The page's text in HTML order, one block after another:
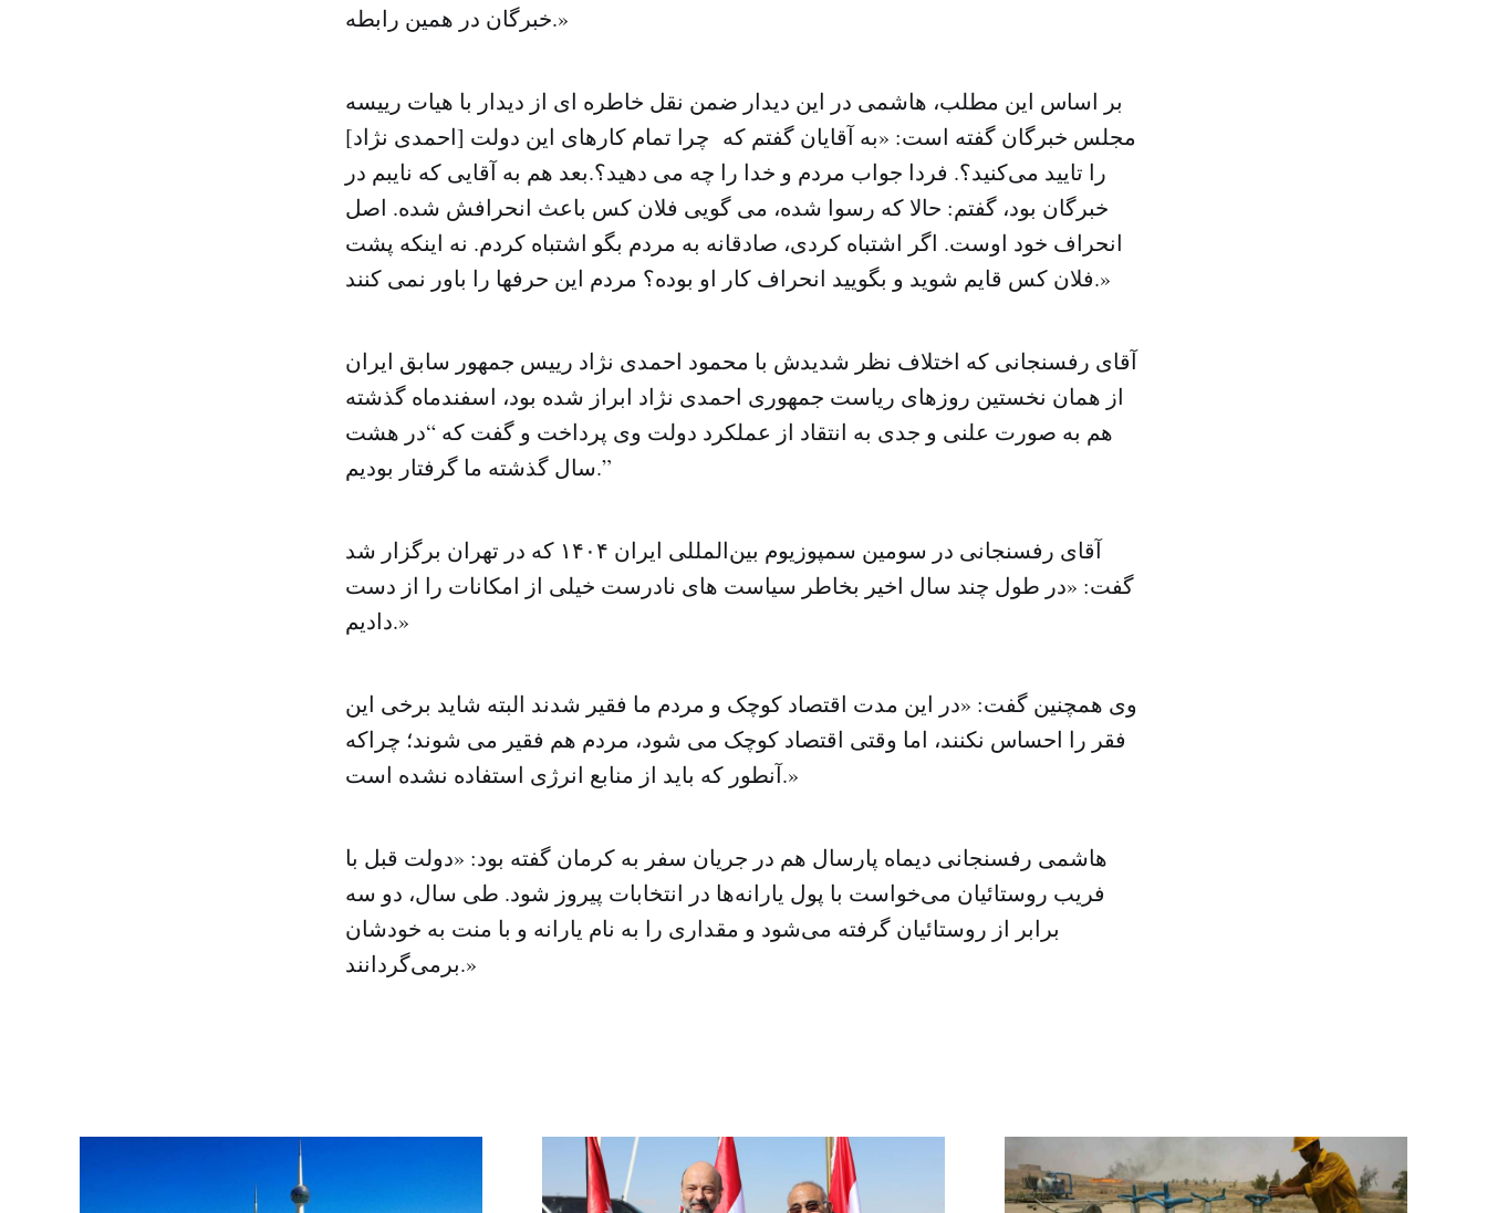
خبرگان در همین رابطه.»
بر اساس این مطلب، هاشمی در این دیدار ضمن نقل خاطره ای از دیدار با هیات رییسه
مجلس خبرگان گفته است: «به آقایان گفتم که چرا تمام کارهای این دولت [احمدی نژاد]
را تایید می‌کنید؟. فردا جواب مردم و خدا را چه می دهید؟.بعد هم به آقایی که نایبم در
خبرگان بود، گفتم: حالا که رسوا شده، می گویی فلان کس باعث انحرافش شده. اصل
انحراف خود اوست. اگر اشتباه کردی، صادقانه به مردم بگو اشتباه کردم. نه اینکه پشت
فلان کس قایم شوید و بگویید انحراف کار او بوده؟ مردم این حرفها را باور نمی کنند.»
آقای رفسنجانی که اختلاف نظر شدیدش با محمود احمدی نژاد رییس جمهور سابق ایران
از همان نخستین روزهای ریاست جمهوری احمدی نژاد ابراز شده بود، اسفندماه گذشته
هم به صورت علنی و جدی به انتقاد از عملکرد دولت وی پرداخت و گفت که “در هشت
سال گذشته ما گرفتار بودیم.”
آقای رفسنجانی در سومین سمپوزیوم بین‌المللی ایران ۱۴۰۴ که در تهران برگزار شد
گفت: «در طول چند سال اخیر بخاطر سیاست های نادرست خیلی از امکانات را از دست
دادیم.»
وی همچنین گفت: «در این مدت اقتصاد کوچک و مردم ما فقیر شدند البته شاید برخی این
فقر را احساس نکنند، اما وقتی اقتصاد کوچک می شود، مردم هم فقیر می شوند؛ چراکه
آنطور که باید از منابع انرژی استفاده نشده است.»
هاشمی رفسنجانی دیماه پارسال هم در جریان سفر به کرمان گفته بود: «دولت قبل با
فریب‌ روستائیان می‌خواست با پول یارانه‌ها در انتخابات پیروز شود. طی سال، دو سه
برابر از روستائیان گرفته می‌شود و مقداری را به نام یارانه و با منت به خودشان
برمی‌گردانند.»